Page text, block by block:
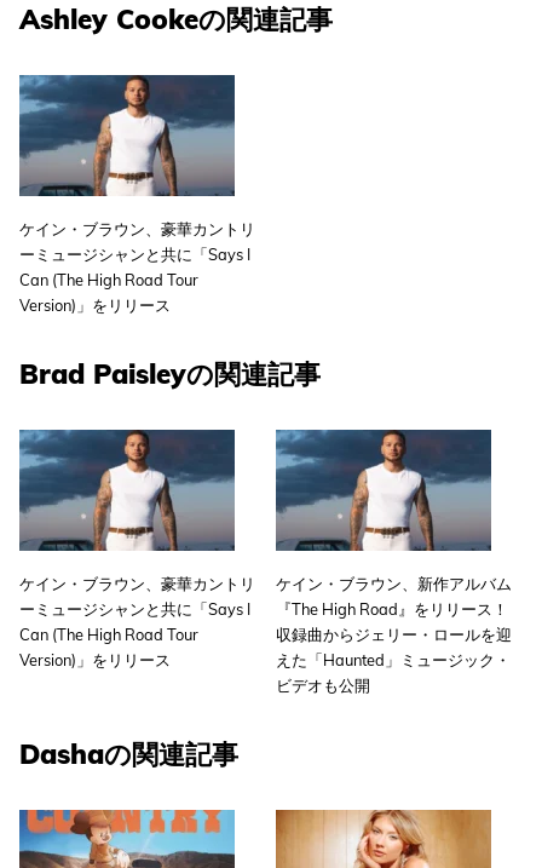
Ashley Cookeの関連記事
ケイン・ブラウン、豪華カントリ
ーミュージシャンと共に「Says I
Can (The High Road Tour
Version)」をリリース
Brad Paisleyの関連記事
ケイン・ブラウン、豪華カントリ
ーミュージシャンと共に「Says I
Can (The High Road Tour
Version)」をリリース
ケイン・ブラウン、新作アルバム
『The High Road』をリリース！
収録曲からジェリー・ロールを迎
えた「Haunted」ミュージック・
ビデオも公開
Dashaの関連記事